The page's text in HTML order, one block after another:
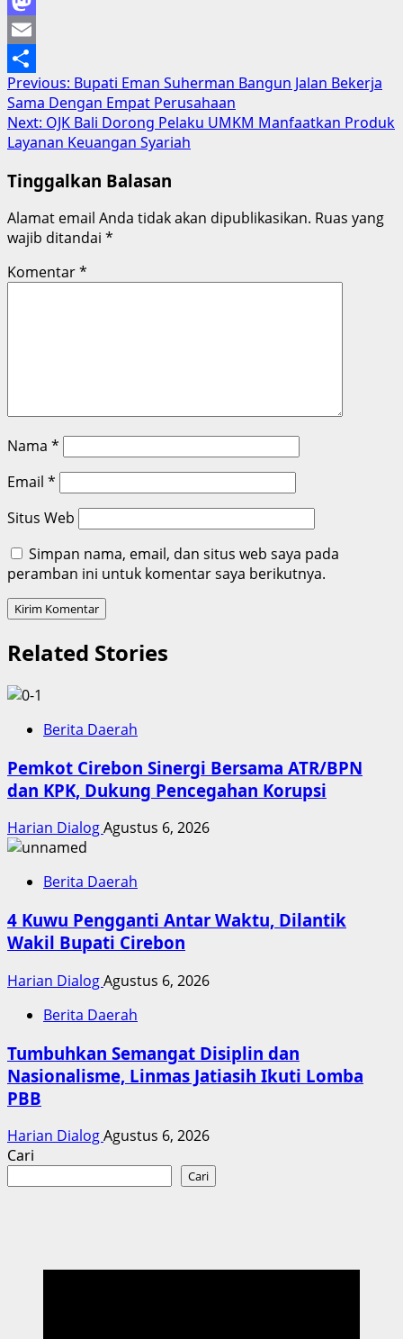
Mastodon
Email
Share
Post
navigation
Previous: Bupati Eman Suherman Bangun Jalan Bekerja
Sama Dengan Empat Perusahaan
Next: OJK Bali Dorong Pelaku UMKM Manfaatkan Produk
Layanan Keuangan Syariah
Tinggalkan Balasan
Alamat email Anda tidak akan dipublikasikan. Ruas yang
wajib ditandai *
Komentar*
Nama *
Email *
Situs Web
Simpan nama, email, dan situs web saya pada
peramban ini untuk komentar saya berikutnya.
Related Stories
Berita Daerah
Pemkot Cirebon Sinergi Bersama ATR/BPN
dan KPK, Dukung Pencegahan Korupsi
Harian DialogAgustus 6, 2026
Berita Daerah
4 Kuwu Pengganti Antar Waktu, Dilantik
Wakil Bupati Cirebon
Harian DialogAgustus 6, 2026
Berita Daerah
Tumbuhkan Semangat Disiplin dan
Nasionalisme, Linmas Jatiasih Ikuti Lomba
PBB
Harian DialogAgustus 6, 2026
Cari
Cari